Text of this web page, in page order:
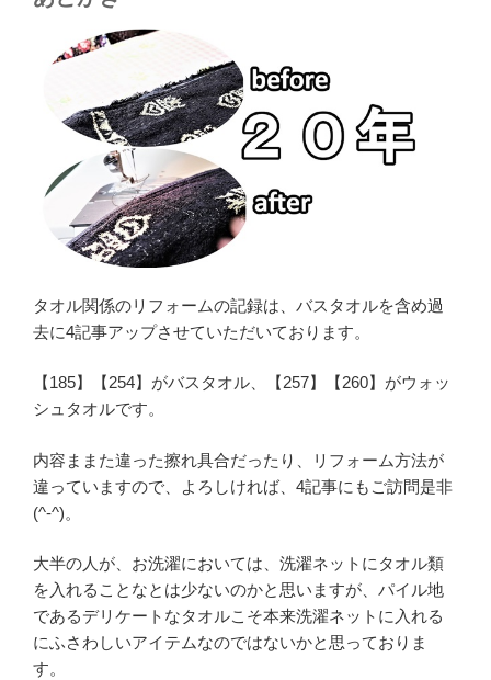
タオル関係のリフォームの記録は、バスタオルを含め過
去に4記事アップさせていただいております。
【185】【254】がバスタオル、【257】【260】がウォッ
シュタオルです。
内容ままた違った擦れ具合だったり、リフォーム方法が
違っていますので、よろしければ、4記事にもご訪問是非
(^-^)。
大半の人が、お洗濯においては、洗濯ネットにタオル類
を入れることなとは少ないのかと思いますが、パイル地
であるデリケートなタオルこそ本来洗濯ネットに入れる
にふさわしいアイテムなのではないかと思っておりま
す。